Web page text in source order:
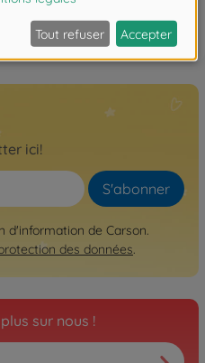
ici!
S'abonner
d'information de Carson.
des données.
sur nous !